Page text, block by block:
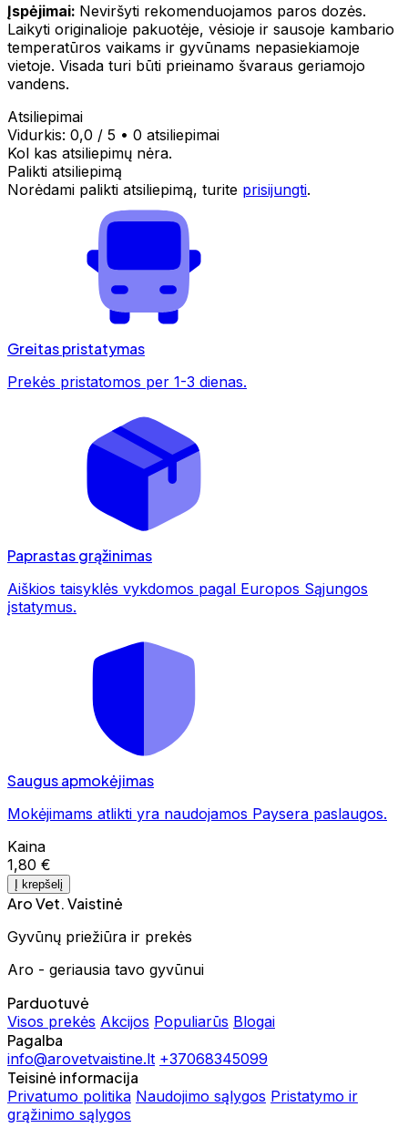
Įspėjimai: Neviršyti rekomenduojamos paros dozės.
Laikyti originalioje pakuotėje, vėsioje ir sausoje kambario
temperatūros vaikams ir gyvūnams nepasiekiamoje
vietoje. Visada turi būti prieinamo švaraus geriamojo
vandens.
Atsiliepimai
Vidurkis: 0,0 / 5 • 0 atsiliepimai
Kol kas atsiliepimų nėra.
Palikti atsiliepimą
Norėdami palikti atsiliepimą, turite prisijungti.
Greitas pristatymas
Prekės pristatomos per 1-3 dienas.
Paprastas grąžinimas
Aiškios taisyklės vykdomos pagal Europos Sąjungos
įstatymus.
Saugus apmokėjimas
Mokėjimams atlikti yra naudojamos Paysera paslaugos.
Kaina
1,80 €
Į krepšelį
Aro Vet. Vaistinė
Gyvūnų priežiūra ir prekės
Aro - geriausia tavo gyvūnui
Parduotuvė
Visos prekės Akcijos Populiarūs Blogai
Pagalba
info@arovetvaistine.lt +37068345099
Teisinė informacija
Privatumo politika Naudojimo sąlygos Pristatymo ir
grąžinimo sąlygos